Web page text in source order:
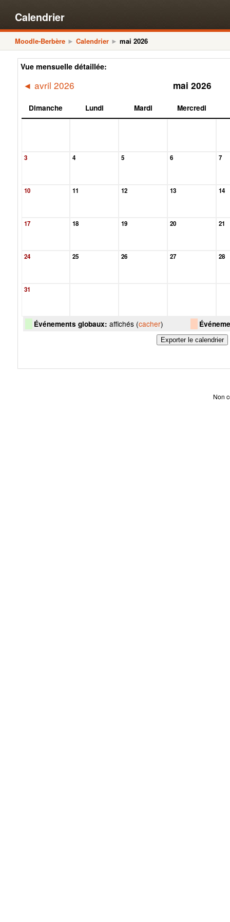
Calendrier
Moodle-Berbère ► Calendrier ► mai 2026
Vue mensuelle détaillée:
◄ avril 2026 mai 2026
Dimanche Lundi Mardi Mercredi
3 4 5 6 7
10 11 12 13 14
17 18 19 20 21
24 25 26 27 28
31
Événements globaux: affichés (cacher)
Non